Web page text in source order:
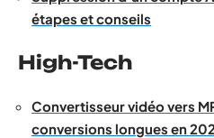
étapes et conseils
High-Tech
Convertisseur vidéo vers
conversions longues en